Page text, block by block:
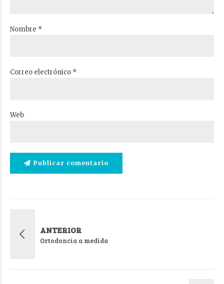
Nombre *
Correo electrónico *
Web
Publicar comentario
ANTERIOR
Ortodoncia a medida